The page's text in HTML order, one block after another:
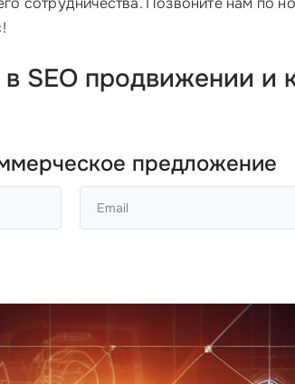
SEO продвижении и
предложение